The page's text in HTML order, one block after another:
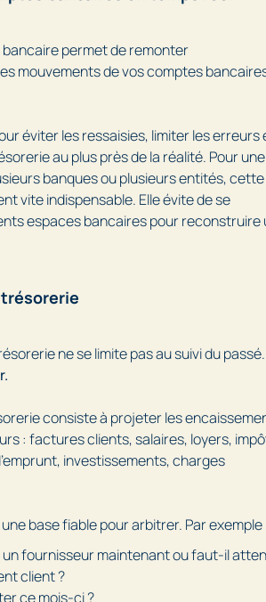
permet de remonter
mouvements de vos comptes
éviter les ressaisies, limiter les erreurs
au plus près de la réalité. Pour une
banques ou plusieurs entités, cette
vite indispensable. Elle évite de se
espaces bancaires pour reconstruire
ne se limite pas au suivi du
consiste à projeter les
: factures clients, salaires, loyers,
investissements, charges
une base fiable pour arbitrer. Par exemple
fournisseur maintenant ou faut-il
client ?
ce mois-ci ?